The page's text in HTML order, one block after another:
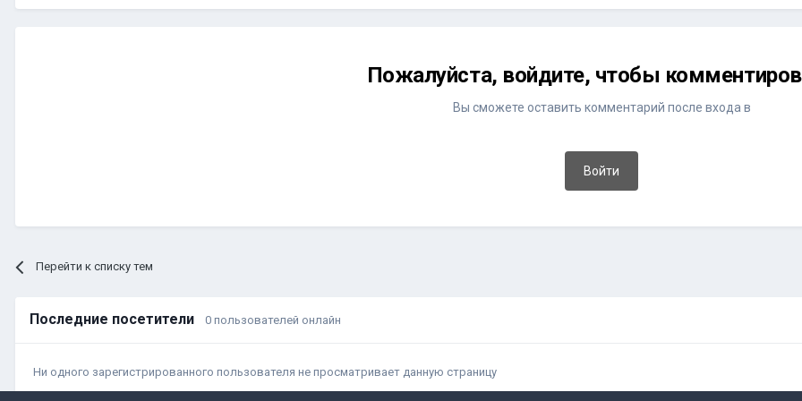
Пожалуйста, войдите, чтобы
Вы сможете оставить комментарий после входа в
Войти
Перейти к списку тем
Последние посетители 0 пользователей онлайн
Ни одного зарегистрированного пользователя не просматривает данную страницу